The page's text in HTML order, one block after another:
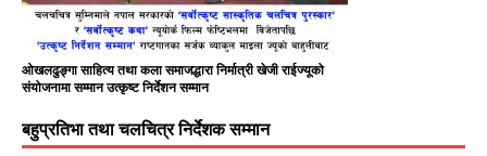
ओखलढुङ्गा साहित्य तथा कला समाजद्धारा निर्मात्री खेजी राईज्यूको
संयोजनामा सम्मान उत्कृष्ट निर्देशन सम्मान
बहुप्रतिभा तथा चलचित्र निर्देशक सम्मान